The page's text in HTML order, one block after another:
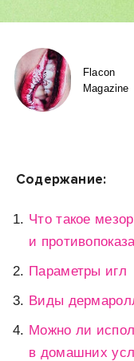
Flacon
Magazine
Содержание:
Что такое
и
Параметры игл
Виды
Можно ли
в домашних